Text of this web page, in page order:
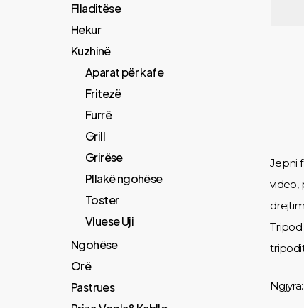
Flladitëse
Hekur
Kuzhinë
Aparat për kafe
Fritezë
Furrë
Grill
Grirëse
Pllakë ngohëse
Toster
Vluese Uji
Ngohëse
Orë
Pastrues
Jepni
video,